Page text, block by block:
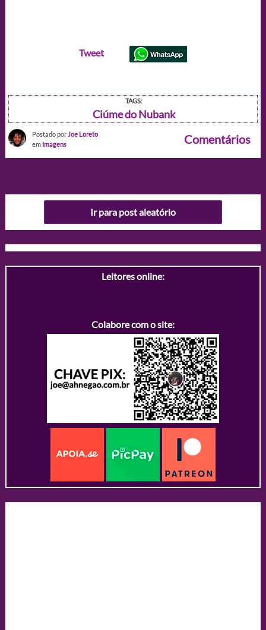
Tweet
TAGS:
Ciúme do Nubank
Postado por Joe Loreto
em Imagens Comentários
Ir para post aleatório
Leitores online:
Colabore com o site: